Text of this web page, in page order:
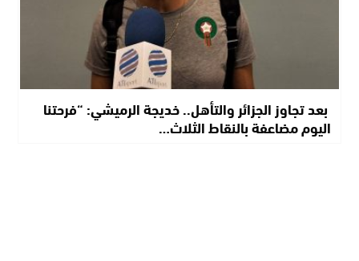
​ بعد تجاوز الجزائر والتأهل.. خديجة الرميشي: “فرحتنا
اليوم مضاعفة بالنقاط الثلاث…